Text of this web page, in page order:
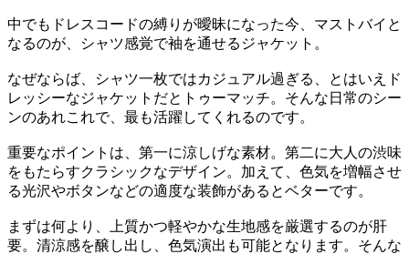
中でもドレスコードの縛りが曖昧になった今、マストバイと
なるのが、シャツ感覚で袖を通せるジャケット。
なぜならば、シャツ一枚ではカジュアル過ぎる、とはいえド
レッシーなジャケットだとトゥーマッチ。そんな日常のシー
ンのあれこれで、最も活躍してくれるのです。
重要なポイントは、第一に涼しげな素材。第二に大人の渋味
をもたらすクラシックなデザイン。加えて、色気を増幅させ
る光沢やボタンなどの適度な装飾があるとベターです。
まずは何より、上質かつ軽やかな生地感を厳選するのが肝
要。清涼感を醸し出し、色気演出も可能となります。そんな